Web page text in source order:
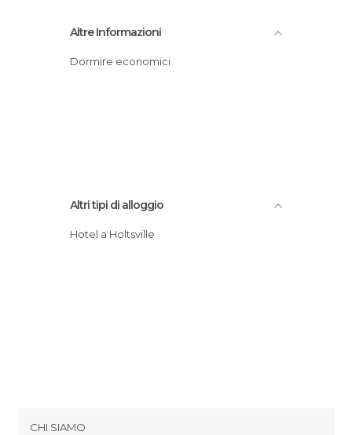
Altre Informazioni
Dormire economici
Altri tipi di alloggio
Hotel a Holtsville
CHI SIAMO